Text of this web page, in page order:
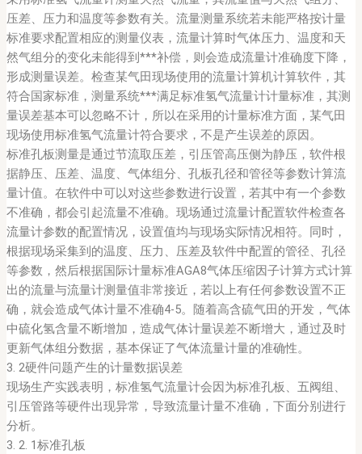
压差、压力和温度等参数有关。流量测量系统若未能严格按计量
标准要求配置相应的测量仪表，流量计算时气体压力、温度和天
然气组分的变化未能得到***补偿，则会造成流量计准确度下降，
形成测量误差。检查某气田现场使用的流量计算机计算软件，其
符合国家标准，测量系统***满足标准氢气流量计计量标准，其测
量误差基本可以忽略不计，所以在采用的计量标准方面，某气田
现场使用标准氢气流量计符合要求，不是产生误差的原因。
标准孔板测量是通过节流取压差，引压管高压侧为静压，软件根
据静压、压差、温度、气体组分、孔板孔径和管径等参数计算流
量计值。在软件中可以对这些参数进行设置，若其中有一个参数
不准确，都会引起流量不准确。现场通过流量计配置软件检查各
流量计参数的配置情况，设置值均与现场实际情况相符。同时，
根据现场采集到的温度、压力、压差及软件中配置的管径、孔径
等参数，然后根据国际计量标准AGA8气体压缩因子计算方式计算
出的流量与流量计测量值非常接近，若以上有任何参数设置不正
确，就会造成气体计量不准确4-5。随着高含硫气田的开发，气体
中硫化氢含量不断增加，造成气体计量误差不断增大，通过及时
更新气体组分数据，基本保证了气体流量计量的准确性。
3. 2硬件问题产生的计量数据误差
现场生产实践表明，标准氢气流量计会因为标准孔板、五阀组、
引压管路等硬件出现异常，导致流量计量不准确，下面分别进行
分析。
3. 2. 1标准孔板